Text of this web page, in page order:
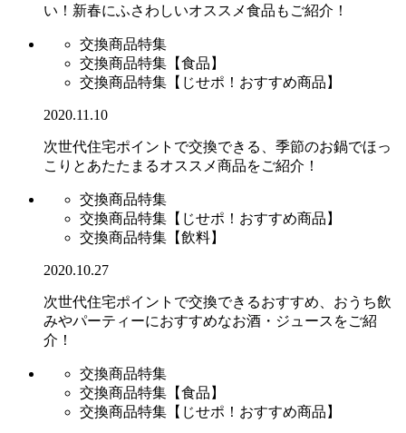
い！新春にふさわしいオススメ食品もご紹介！
交換商品特集
交換商品特集【食品】
交換商品特集【じせポ！おすすめ商品】
2020.11.10
次世代住宅ポイントで交換できる、季節のお鍋でほっ
こりとあたたまるオススメ商品をご紹介！
交換商品特集
交換商品特集【じせポ！おすすめ商品】
交換商品特集【飲料】
2020.10.27
次世代住宅ポイントで交換できるおすすめ、おうち飲
みやパーティーにおすすめなお酒・ジュースをご紹
介！
交換商品特集
交換商品特集【食品】
交換商品特集【じせポ！おすすめ商品】